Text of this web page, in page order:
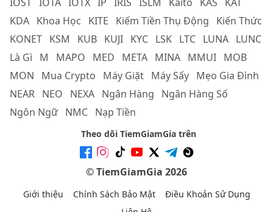
IOST IOTA IOTX IP IRIS ISLM Kaito KAS
KAT
KDA Khoa Học KITE Kiếm Tiền Thụ Động
Kiến Thức
KONET KSM KUB KUJI KYC LSK LTC LUNA LUNC
Là Gì
M MAPO MED META MINA MMUI MOB
MON
Mua Crypto Máy Giặt Máy Sấy Mẹo Gia Đình
NEAR NEO NEXA Ngân Hàng
Ngân Hàng Số
Ngôn Ngữ NMC Nạp Tiền
Theo dõi TiemGiamGia trên
© TiemGiamGia 2026
Giới thiệu Chính Sách Bảo Mật
Điều Khoản Sử Dụng